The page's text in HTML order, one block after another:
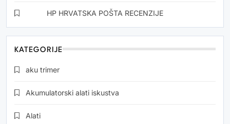
HP HRVATSKA POŠTA RECENZIJE
KATEGORIJE
aku trimer
Akumulatorski alati iskustva
Alati